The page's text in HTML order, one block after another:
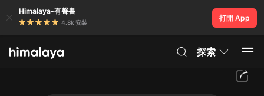
Himalaya-有聲書
4.8k 安裝
打開 App
探索